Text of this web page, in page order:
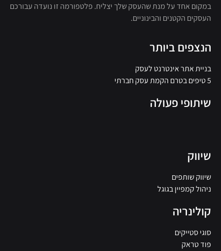
במקום אחד על מנת שהעסק שלך יצליח. פלטפורמה זו נועדה עבורכם
העסקים הקטנים והבינוניים.
הנצפים ביותר
בניית אתר אינטרנט לעסק
5 טיפים בטרם הקמת עסק חברתי
שיתופי פעולה
שיווק
שיווק שותפים
ניהול קמפיין בגוגל
קולינריה
סוגי סטייקים
פוד טראק